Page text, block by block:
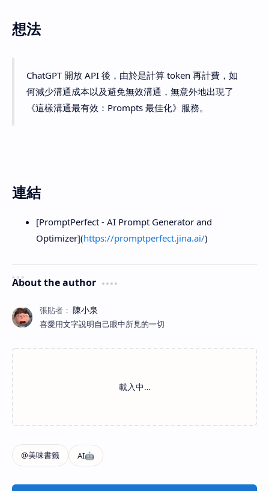
想法
ChatGPT 開放 API 後，由於是計算 token 再計費，如
何減少溝通成本以及避免無效溝通，無意外地出現了
《這樣溝通最有效：Prompts 最佳化》服務。
連結
[PromptPerfect - AI Prompt Generator and
Optimizer](https://promptperfect.jina.ai/)
About the author
喜愛用文字說明自己眼中所見的一切